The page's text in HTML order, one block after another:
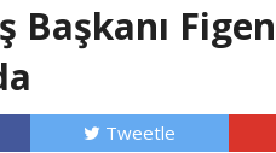
Başkanı
Tweetle